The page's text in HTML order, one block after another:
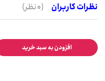
نظرات کاربران (0 نظر)
افزودن به سبد خرید